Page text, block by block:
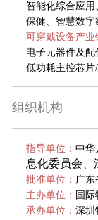
智能化综合应
保健、智慧数字
可穿戴设备产业
电子元器件及配
低功耗主控芯片
组织机构
指导单位： 中华
息化委员会、
批准单位： 广东
主办单位： 国
承办单位： 深圳